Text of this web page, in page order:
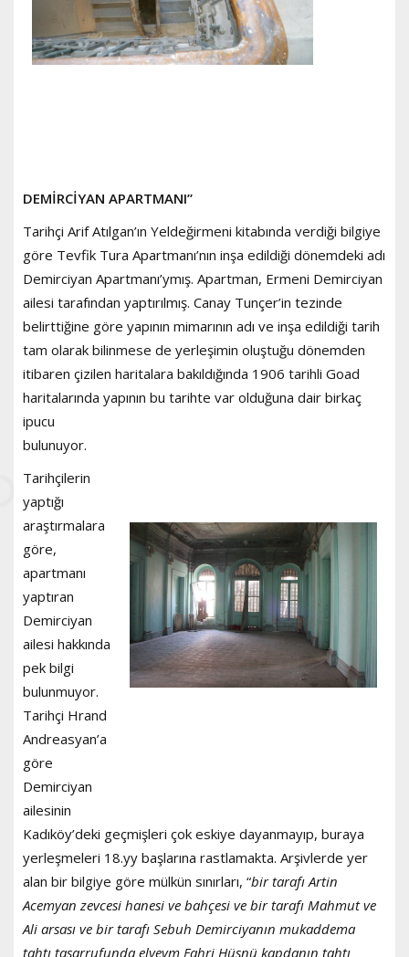
DEMİRCİYAN APARTMANI”
Tarihçi Arif Atılgan’ın Yeldeğirmeni kitabında verdiği bilgiye
göre Tevfik Tura Apartmanı’nın inşa edildiği dönemdeki adı
Demirciyan Apartmanı’ymış. Apartman, Ermeni Demirciyan
ailesi tarafından yaptırılmış. Canay Tunçer’in tezinde
belirttiğine göre yapının mimarının adı ve inşa edildiği tarih
tam olarak bilinmese de yerleşimin oluştuğu dönemden
itibaren çizilen haritalara bakıldığında 1906 tarihli Goad
haritalarında yapının bu tarihte var olduğuna dair birkaç
ipucu
bulunuyor.
Tarihçilerin
yaptığı
araştırmalara
göre,
apartmanı
yaptıran
Demirciyan
ailesi hakkında
pek bilgi
bulunmuyor.
Tarihçi Hrand
Andreasyan’a
göre
Demirciyan
ailesinin
Kadıköy’deki geçmişleri çok eskiye dayanmayıp, buraya
yerleşmeleri 18.yy başlarına rastlamakta. Arşivlerde yer
alan bir bilgiye göre mülkün sınırları, “bir tarafı Artin
Acemyan zevcesi hanesi ve bahçesi ve bir tarafı Mahmut ve
Ali arsası ve bir tarafı Sebuh Demirciyanın mukaddema
tahtı tasarrufunda elyevm Fahri Hüsnü kapdanın tahtı